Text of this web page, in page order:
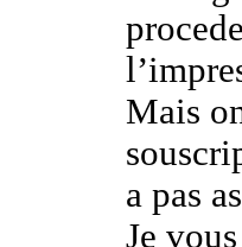
Mais
a pas
Je